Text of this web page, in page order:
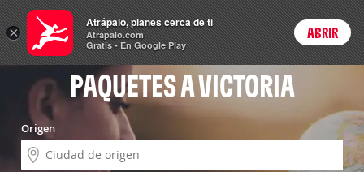
Menú Login
PAQUETES A VICTORIA
Origen
×
Atrápalo, planes cerca de ti
Atrapalo.com
Gratis - En Google Play
ABRIR